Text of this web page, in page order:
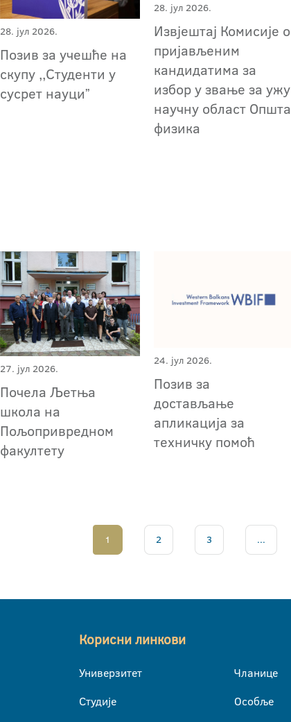
28. јул 2026.
Позив за учешће на
скупу ,,Студенти у
сусрет науциˮ
28. јул 2026.
Извјештај Комисије о
пријављеним
кандидатима за
избор у звање за ужу
научну област Општа
физика
27. јул 2026.
Почела Љетња
школа на
Пољопривредном
факултету
24. јул 2026.
Позив за
достављање
апликација за
техничку помоћ
1 2 3 ...
Корисни линкови
Универзитет
Студије
Чланице
Особље